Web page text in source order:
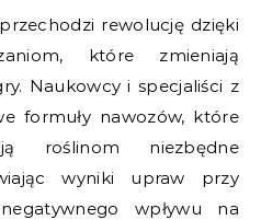
rewolucję dzięki
które zmieniają
Naukowcy i specjaliści z
formuły nawozów, które
roślinom niezbędne
wyniki upraw przy
wpływu na